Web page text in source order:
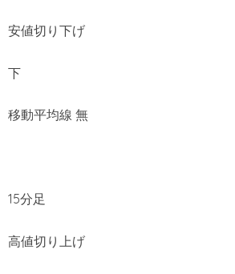
安値切り下げ
下
移動平均線 無
15分足
高値切り上げ